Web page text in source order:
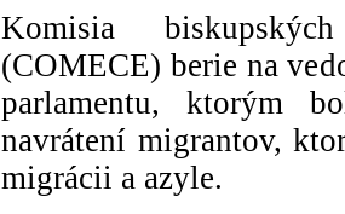
Komisia
(COMECE) berie na
parlamentu, ktorým
navrátení migrantov,
migrácii a azyle.